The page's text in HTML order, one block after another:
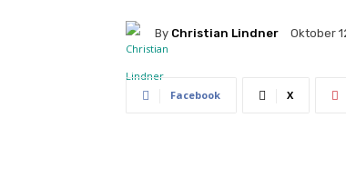
By Christian Lindner Oktober
Facebook X